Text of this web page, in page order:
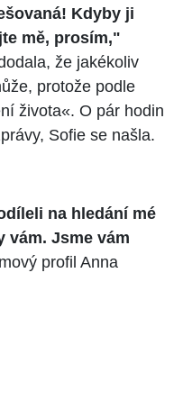
Kdyby ji
mě, prosím,"
že jakékoliv
protože podle
života«. O pár hodin
Sofie se našla.
na hledání mé
vám. Jsme vám
profil Anna